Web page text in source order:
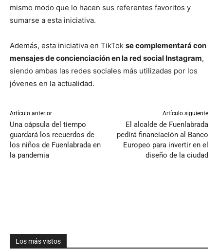
mismo modo que lo hacen sus referentes favoritos y
sumarse a esta iniciativa.
Además, esta iniciativa en TikTok se complementará con
mensajes de concienciación en la red social Instagram,
siendo ambas las redes sociales más utilizadas por los
jóvenes en la actualidad.
Artículo anterior
Una cápsula del tiempo
guardará los recuerdos de
los niños de Fuenlabrada en
la pandemia
Artículo siguiente
El alcalde de Fuenlabrada
pedirá financiación al Banco
Europeo para invertir en el
diseño de la ciudad
Los más vistos